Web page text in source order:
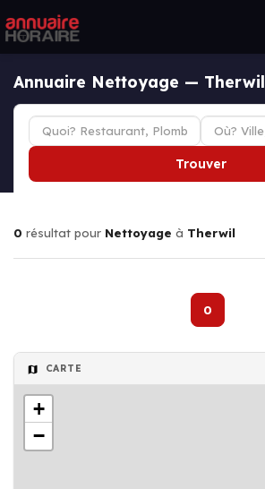
Annuaire Nettoyage — Therwil
Trouver
0 résultat pour Nettoyage à Therwil
0
CARTE
+
−